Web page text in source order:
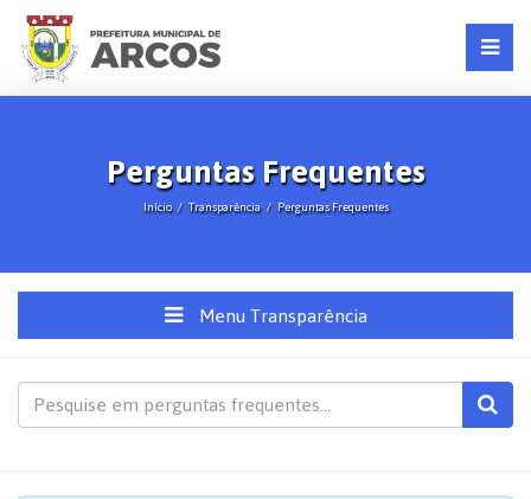
Perguntas Frequentes
Início Transparência Perguntas Frequentes
Menu Transparência